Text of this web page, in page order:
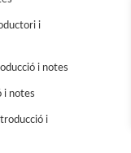
i
i notes
i notes
i